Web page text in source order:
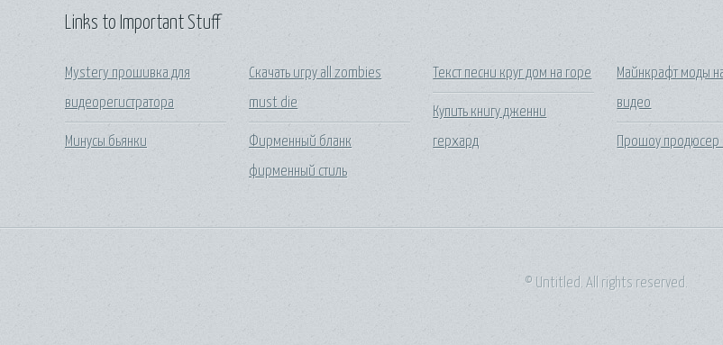
Links to Important Stuff
Mystery прошивка для
видеорегистратора
Минусы бьянки
Скачать игру all zombies
must die
Фирменный бланк
фирменный стиль
Текст песни круг дом на горе
Купить книгу дженни
герхард
Майнкрафт моды
видео
Прошоу продюсер
© Untitled. All rights reserved.